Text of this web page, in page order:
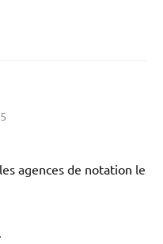
agences de notation le